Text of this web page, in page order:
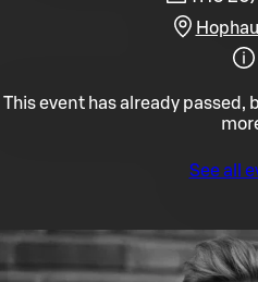
This event has already passed,
See all